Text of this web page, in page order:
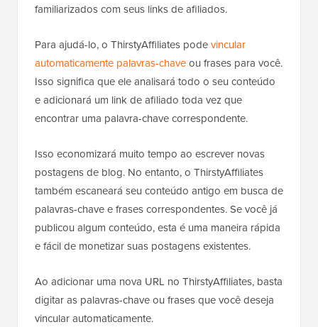
familiarizados com seus links de afiliados.
Para ajudá-lo, o ThirstyAffiliates podevincular
automaticamente palavras-chaveou frases para você.
Isso significa que ele analisará todo o seu conteúdo
e adicionará um link de afiliado toda vez que
encontrar uma palavra-chave correspondente.
Isso economizará muito tempo ao escrever novas
postagens de blog. No entanto, o ThirstyAffiliates
também escaneará seu conteúdo antigo em busca de
palavras-chave e frases correspondentes. Se você já
publicou algum conteúdo, esta é uma maneira rápida
e fácil de monetizar suas postagens existentes.
Ao adicionar uma nova URL no ThirstyAffiliates, basta
digitar as palavras-chave ou frases que você deseja
vincular automaticamente.